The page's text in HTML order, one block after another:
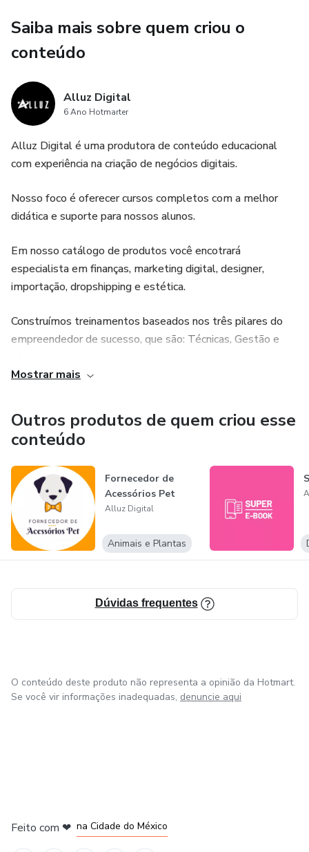
Saiba mais sobre quem criou o
conteúdo
Alluz Digital
6 Ano Hotmarter
Alluz Digital é uma produtora de conteúdo educacional
com experiência na criação de negócios digitais.
Nosso foco é oferecer cursos completos com a melhor
didática e suporte para nossos alunos.
Em nosso catálogo de produtos você encotrará
especialista em finanças, marketing digital, designer,
importação, dropshipping e estética.
Construímos treinamentos baseados nos três pilares do
empreendedor de sucesso, que são: Técnicas, Gestão e
de seus negócios com um método de gestão próprio e
com isso ajudam outros empreendedores a trilhar um
caminho mais facilitado para atingir o mesmo resultado.
Mostrar mais
Outros produtos de quem criou esse
conteúdo
Fornecedor de
Acessórios Pet
Alluz Digital
Animais e Plantas
Dúvidas frequentes
O conteúdo deste produto não representa a opinião da Hotmart.
Se você vir informações inadequadas, denuncie aqui
Feito com ❤ na Cidade do México